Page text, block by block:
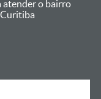
atender o bairro